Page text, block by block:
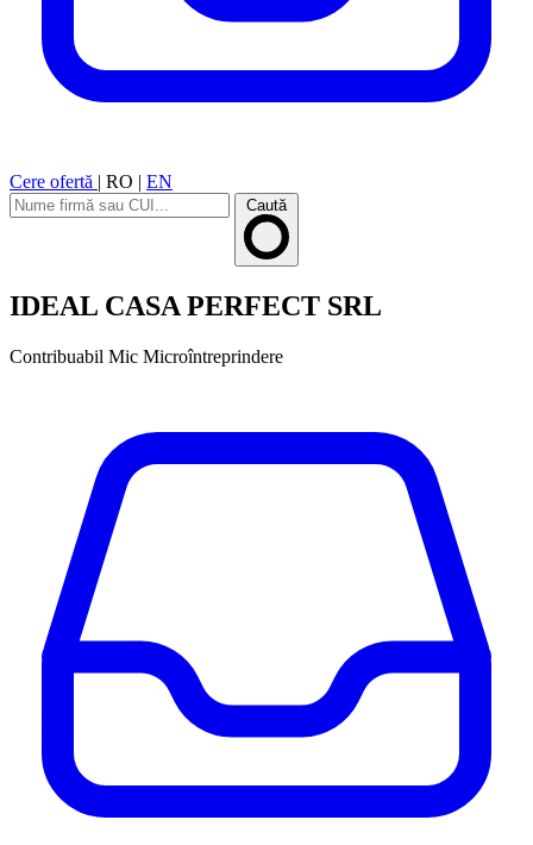
Cere ofertă | RO | EN
Caută
IDEAL CASA PERFECT SRL
Contribuabil Mic Microîntreprindere